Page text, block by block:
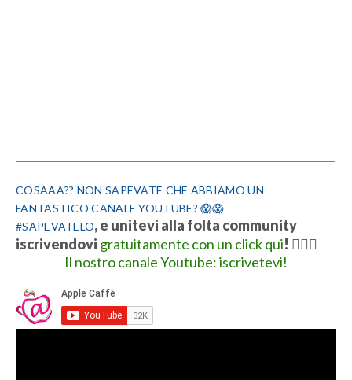
COSAAA?? NON SAPEVATE CHE ABBIAMO UN
FANTASTICO CANALE YOUTUBE? 😱😱
#SAPEVATELO, e unitevi alla folta community
iscrivendovi gratuitamente con un click qui! 👍🏻💋
Il nostro canale Youtube: iscrivetevi!